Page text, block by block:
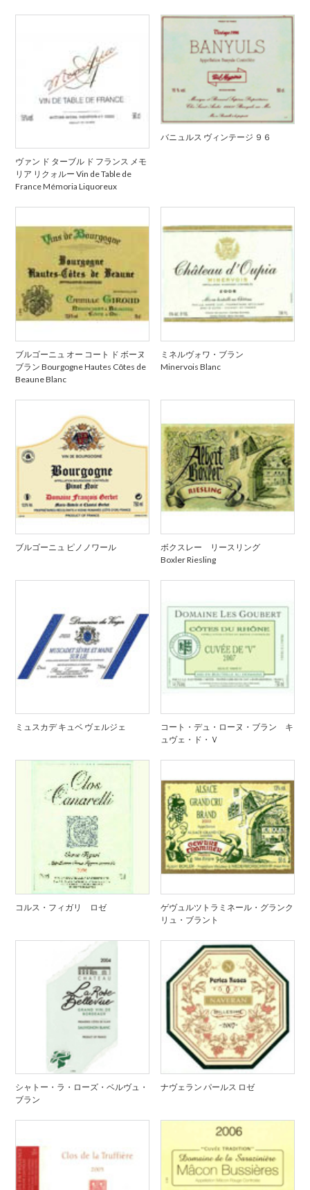
ヴァン ド ターブル ド フランス メモ
リア リクォルー Vin de Table de
France Mémoria Liquoreux
バニュルス ヴィンテージ ９６
ブルゴーニュ オー コート ド ボーヌ
ブラン Bourgogne Hautes Côtes de
Beaune Blanc
ミネルヴォワ・ブラン
Minervois Blanc
ブルゴーニュ ピノノワール
ボクスレー リースリング
Boxler Riesling
ミュスカデ キュベ ヴェルジェ
コート・デュ・ローヌ・ブラン キ
ュヴェ・ド・Ｖ
コルス・フィガリ ロゼ
ゲヴュルツトラミネール・グランク
リュ・ブラント
シャトー・ラ・ローズ・ベルヴュ・
ブラン
ナヴェラン パールス ロゼ